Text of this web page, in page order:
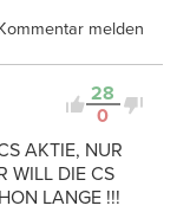
melden
28
0
AKTIE, NUR
WILL DIE CS
LANGE !!!